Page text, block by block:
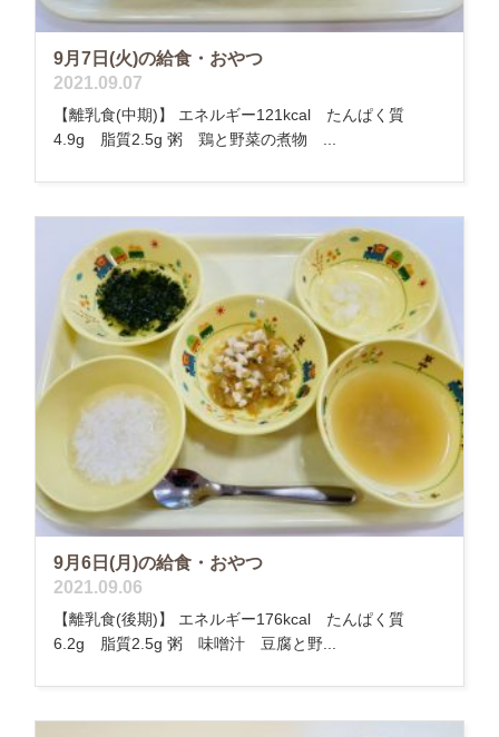
9月7日(火)の給食・おやつ
2021.09.07
【離乳食(中期)】 エネルギー121kcal たんぱく質
4.9g 脂質2.5g 粥 鶏と野菜の煮物 ...
9月6日(月)の給食・おやつ
2021.09.06
【離乳食(後期)】 エネルギー176kcal たんぱく質
6.2g 脂質2.5g 粥 味噌汁 豆腐と野...